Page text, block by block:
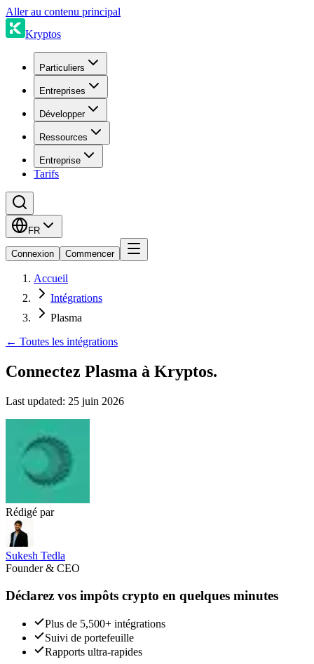
Aller au contenu principal
Kryptos
Particuliers
Entreprises
Développer
Ressources
Entreprise
Tarifs
FR
Connexion Commencer
Accueil
Intégrations
Plasma
← Toutes les intégrations
Connectez Plasma à Kryptos.
Last updated: 25 juin 2026
Rédigé par
Sukesh Tedla
Founder & CEO
Déclarez vos impôts crypto en quelques minutes
Plus de 5,500+ intégrations
Suivi de portefeuille
Rapports ultra-rapides